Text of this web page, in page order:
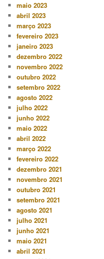
maio 2023
abril 2023
março 2023
fevereiro 2023
janeiro 2023
dezembro 2022
novembro 2022
outubro 2022
setembro 2022
agosto 2022
julho 2022
junho 2022
maio 2022
abril 2022
março 2022
fevereiro 2022
dezembro 2021
novembro 2021
outubro 2021
setembro 2021
agosto 2021
julho 2021
junho 2021
maio 2021
abril 2021